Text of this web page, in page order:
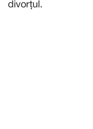
divorțul.